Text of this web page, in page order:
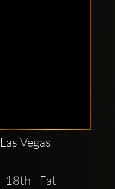
Vegas
18th Fat